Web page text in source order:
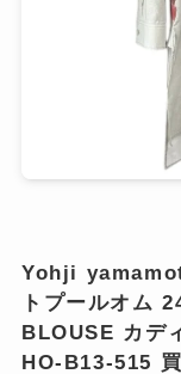
Yohji
トプールオム
BLOUSE カデ
HO-B13-515